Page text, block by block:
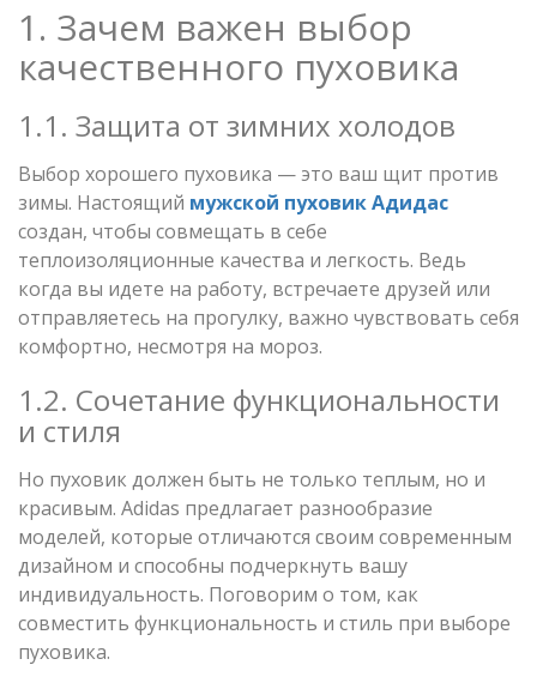
1. Зачем важен выбор
качественного пуховика
1.1. Защита от зимних холодов
Выбор хорошего пуховика — это ваш щит против
зимы. Настоящий мужской пуховик Адидас
создан, чтобы совмещать в себе
теплоизоляционные качества и легкость. Ведь
когда вы идете на работу, встречаете друзей или
отправляетесь на прогулку, важно чувствовать себя
комфортно, несмотря на мороз.
1.2. Сочетание функциональности
и стиля
Но пуховик должен быть не только теплым, но и
красивым. Adidas предлагает разнообразие
моделей, которые отличаются своим современным
дизайном и способны подчеркнуть вашу
индивидуальность. Поговорим о том, как
совместить функциональность и стиль при выборе
пуховика.